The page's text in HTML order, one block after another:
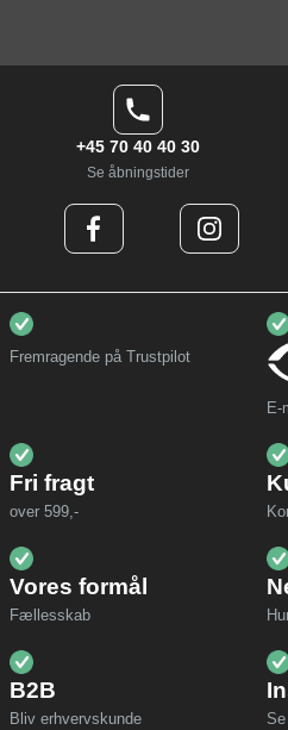
+45 70 40 40 30
Se åbningstider
Fremragende på Trustpilot
E-
Fri fragt
over 599,-
Vores formål
Fællesskab
B2B
Bliv erhvervskunde